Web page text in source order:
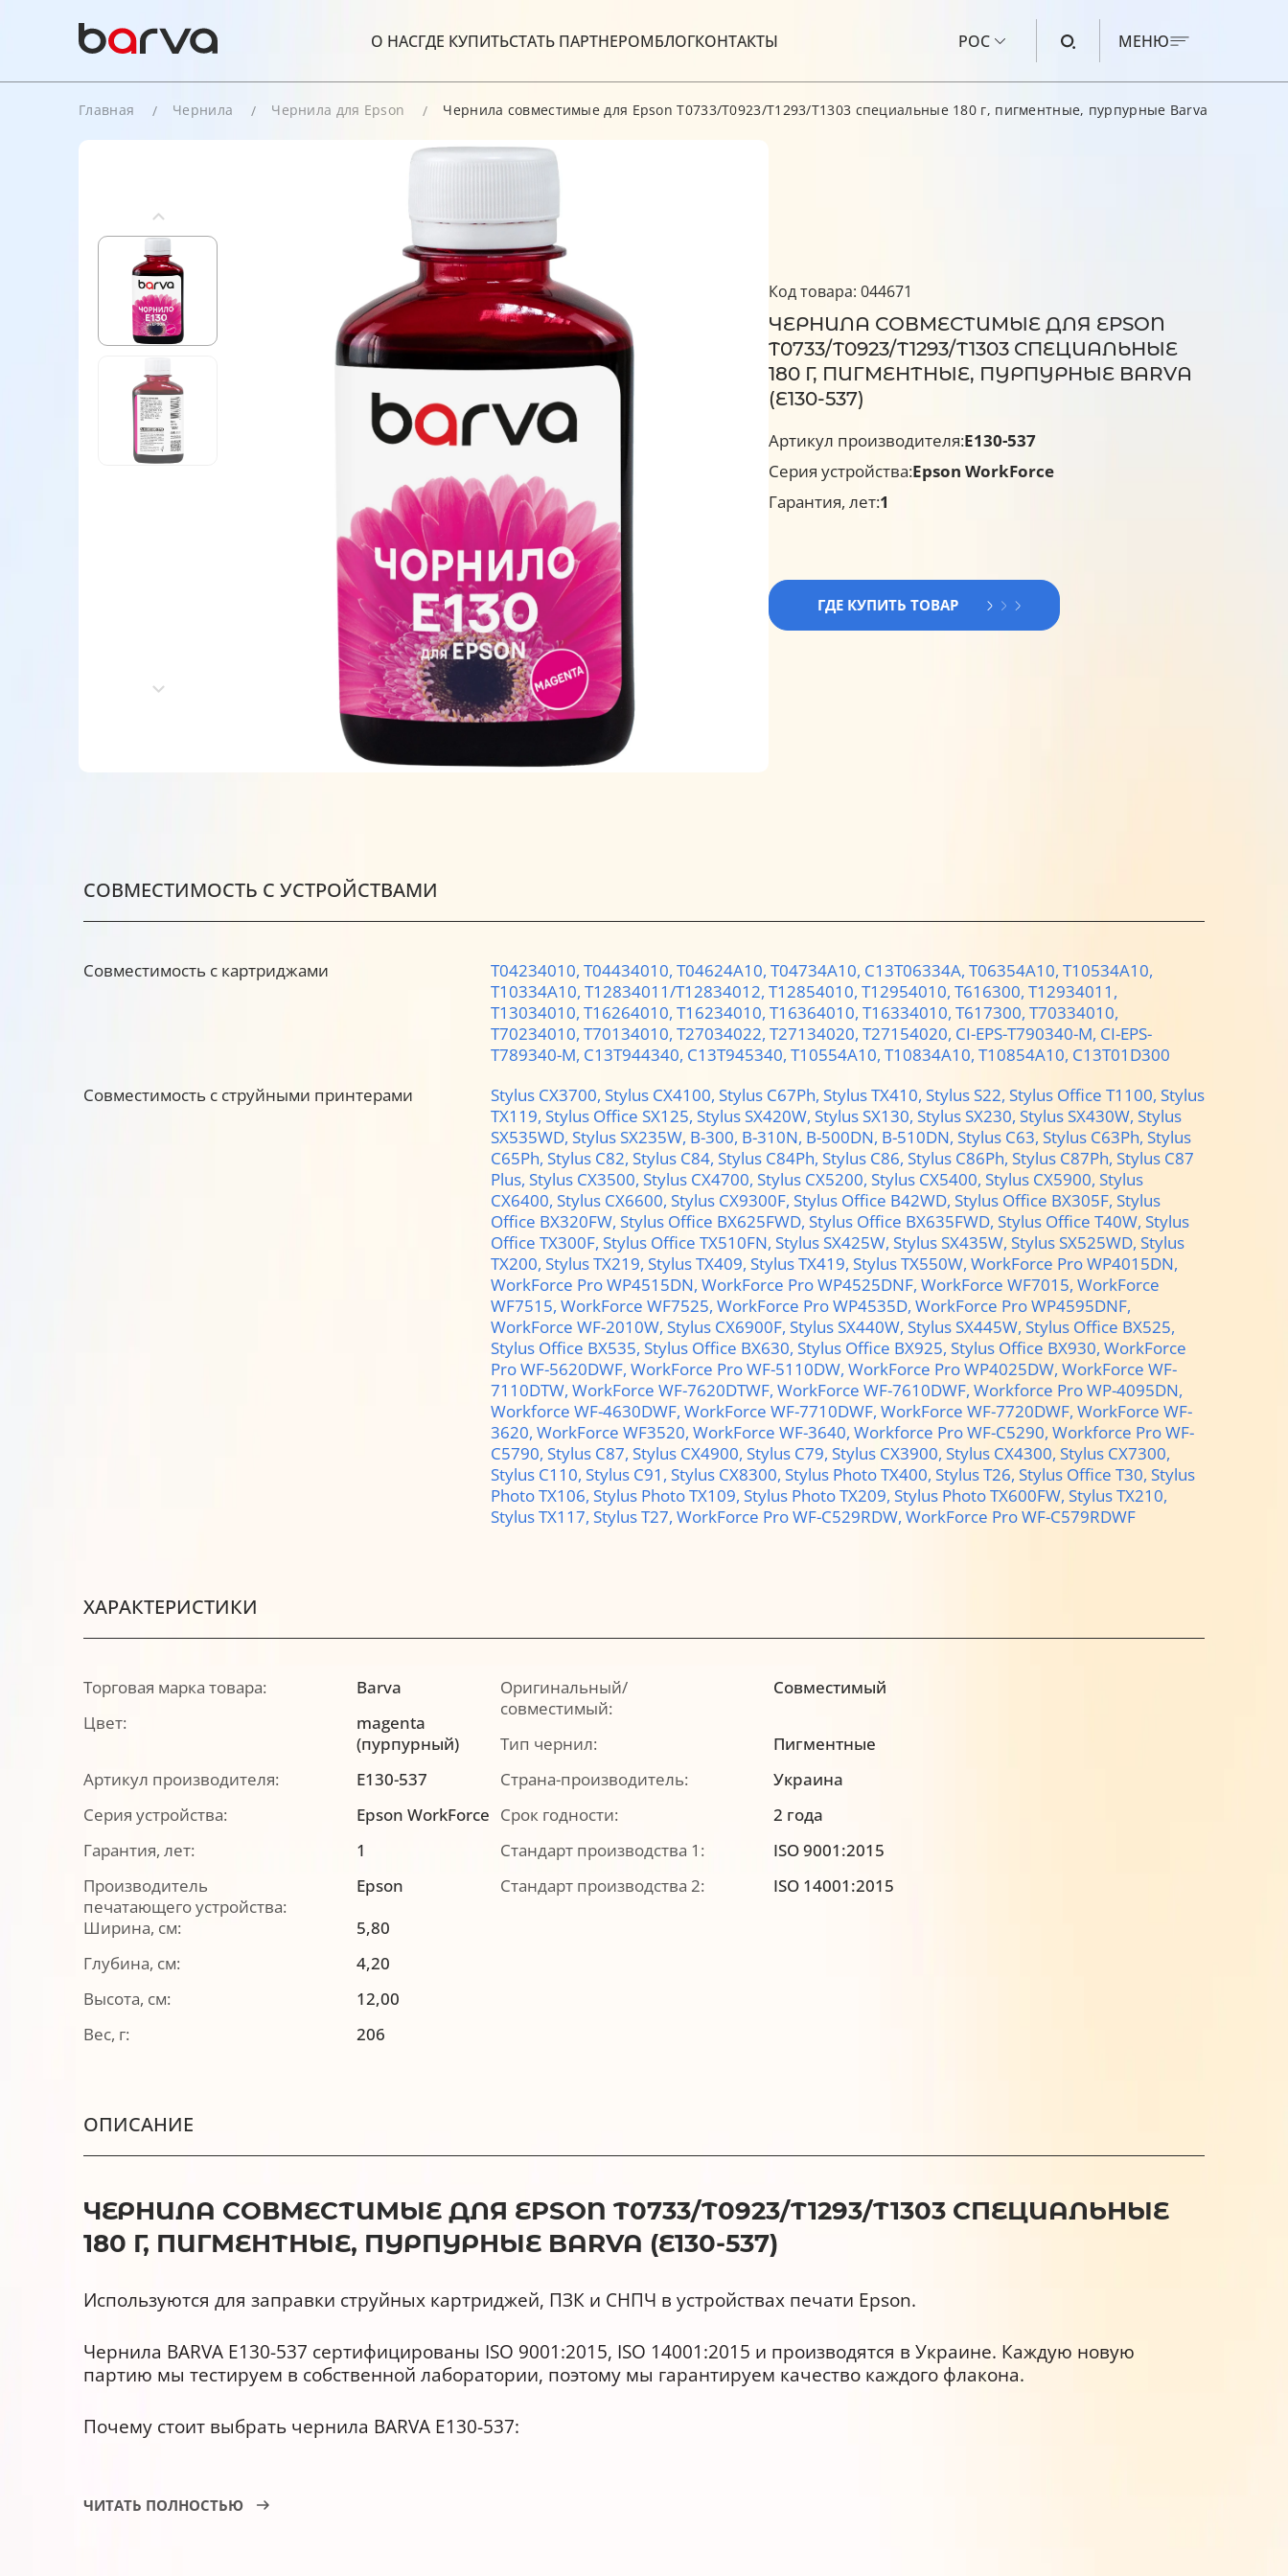
О НАСГДЕ КУПИТЬСТАТЬ ПАРТНЕРОМБЛОГКОНТАКТЫ РОС МЕНЮ
Главная Чернила Чернила для Epson Чернила совместимые для Epson T0733/T0923/T1293/T1303 специальные 180 г, пигментные, пурпурные Barva (E130-537)
Код товара: 044671
ЧЕРНИЛА СОВМЕСТИМЫЕ ДЛЯ EPSON
T0733/T0923/T1293/T1303 СПЕЦИАЛЬНЫЕ
180 Г, ПИГМЕНТНЫЕ, ПУРПУРНЫЕ BARVA
(E130-537)
Артикул производителя:E130-537
Серия устройства:Epson WorkForce
Гарантия, лет:1
ГДЕ КУПИТЬ ТОВАР
СОВМЕСТИМОСТЬ С УСТРОЙСТВАМИ
Совместимость с картриджами T04234010, T04434010, T04624A10, T04734A10, C13T06334A, T06354A10, T10534A10,
T10334A10, T12834011/T12834012, T12854010, T12954010, T616300, T12934011,
T13034010, T16264010, T16234010, T16364010, T16334010, T617300, T70334010,
T70234010, T70134010, T27034022, T27134020, T27154020, CI-EPS-T790340-M, CI-EPS-
T789340-M, C13T944340, C13T945340, T10554A10, T10834A10, T10854A10, C13T01D300
Совместимость с струйными принтерами
Stylus CX3700, Stylus CX4100, Stylus C67Ph, Stylus TX410, Stylus S22, Stylus Office T1100, Stylus
TX119, Stylus Office SX125, Stylus SX420W, Stylus SX130, Stylus SX230, Stylus SX430W, Stylus
SX535WD, Stylus SX235W, B-300, B-310N, B-500DN, B-510DN, Stylus C63, Stylus C63Ph, Stylus
C65Ph, Stylus C82, Stylus C84, Stylus C84Ph, Stylus C86, Stylus C86Ph, Stylus C87Ph, Stylus C87
Plus, Stylus CX3500, Stylus CX4700, Stylus CX5200, Stylus CX5400, Stylus CX5900, Stylus
CX6400, Stylus CX6600, Stylus CX9300F, Stylus Office B42WD, Stylus Office BX305F, Stylus
Office BX320FW, Stylus Office BX625FWD, Stylus Office BX635FWD, Stylus Office T40W, Stylus
Office TX300F, Stylus Office TX510FN, Stylus SX425W, Stylus SX435W, Stylus SX525WD, Stylus
TX200, Stylus TX219, Stylus TX409, Stylus TX419, Stylus TX550W, WorkForce Pro WP4015DN,
WorkForce Pro WP4515DN, WorkForce Pro WP4525DNF, WorkForce WF7015, WorkForce
WF7515, WorkForce WF7525, WorkForce Pro WP4535D, WorkForce Pro WP4595DNF,
WorkForce WF-2010W, Stylus CX6900F, Stylus SX440W, Stylus SX445W, Stylus Office BX525,
Stylus Office BX535, Stylus Office BX630, Stylus Office BX925, Stylus Office BX930, WorkForce
Pro WF-5620DWF, WorkForce Pro WF-5110DW, WorkForce Pro WP4025DW, WorkForce WF-
7110DTW, WorkForce WF-7620DTWF, WorkForce WF-7610DWF, Workforce Pro WP-4095DN,
Workforce WF-4630DWF, WorkForce WF-7710DWF, WorkForce WF-7720DWF, WorkForce WF-
3620, WorkForce WF3520, WorkForce WF-3640, Workforce Pro WF-C5290, Workforce Pro WF-
C5790, Stylus C87, Stylus CX4900, Stylus C79, Stylus CX3900, Stylus CX4300, Stylus CX7300,
Stylus C110, Stylus C91, Stylus CX8300, Stylus Photo TX400, Stylus T26, Stylus Office T30, Stylus
Photo TX106, Stylus Photo TX109, Stylus Photo TX209, Stylus Photo TX600FW, Stylus TX210,
Stylus TX117, Stylus T27, WorkForce Pro WF-C529RDW, WorkForce Pro WF-C579RDWF
ХАРАКТЕРИСТИКИ
Торговая марка товара:
Barva
Цвет:
magenta
(пурпурный)
Артикул производителя:
E130-537
Серия устройства:
Epson WorkForce
Гарантия, лет:
1
Производитель
печатающего устройства:
Epson
Оригинальный/
совместимый:
Совместимый
Тип чернил:
Пигментные
Страна-производитель:
Украина
Срок годности:
2 года
Стандарт производства 1:
ISO 9001:2015
Стандарт производства 2:
ISO 14001:2015
Ширина, см:
5,80
Глубина, см:
4,20
Высота, см:
12,00
Вес, г:
206
ОПИСАНИЕ
ЧЕРНИЛА СОВМЕСТИМЫЕ ДЛЯ EPSON T0733/T0923/T1293/T1303 СПЕЦИАЛЬНЫЕ
180 Г, ПИГМЕНТНЫЕ, ПУРПУРНЫЕ BARVA (E130-537)
Используются для заправки струйных картриджей, ПЗК и СНПЧ в устройствах печати Epson.
Чернила BARVA E130-537 сертифицированы ISO 9001:2015, ISO 14001:2015 и производятся в Украине. Каждую новую
партию мы тестируем в собственной лаборатории, поэтому мы гарантируем качество каждого флакона.
Почему стоит выбрать чернила BARVA E130-537:
Они совместимы с оригинальными чернилами и аналогами любых производителей.
ЧИТАТЬ ПОЛНОСТЬЮ